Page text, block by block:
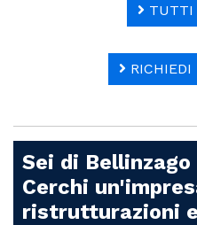
TUTTI
RICHIEDI
Sei di Bellinzago
Cerchi
ristrutturazioni